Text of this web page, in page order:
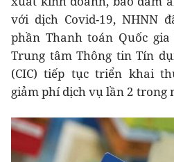
với dịch Covid-19, NHNN
phần Thanh toán Quốc gia
Trung tâm Thông tin Tín
(CIC) tiếp tục triển khai
giảm phí dịch vụ lần 2 trong